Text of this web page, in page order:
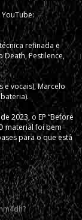
refinada e
Pestilence,
e vocais), Marcelo
2023, o EP “Before
material foi bem
para o que está